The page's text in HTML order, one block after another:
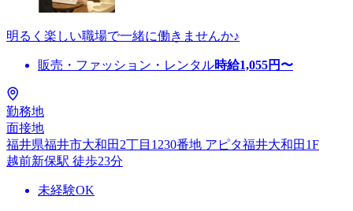
明るく楽しい職場で一緒に働きませんか♪
販売・ファッション・レンタル時給1,055円〜
勤務地
面接地
福井県福井市大和田2丁目1230番地 アピタ福井大和田1F
越前新保駅 徒歩23分
未経験OK